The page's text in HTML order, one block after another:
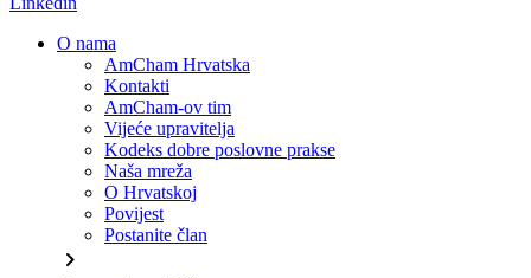
O nama
AmCham Hrvatska
Kontakti
AmCham-ov tim
Vijeće upravitelja
Kodeks dobre poslovne prakse
Naša mreža
O Hrvatskoj
Povijest
Postanite član
chevron_right